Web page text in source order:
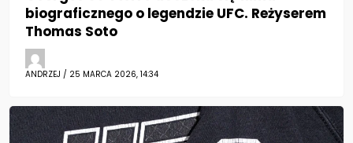
biograficznego o legendzie UFC. Reżyserem
Thomas Soto
ANDRZEJ / 25 MARCA 2026, 14:34